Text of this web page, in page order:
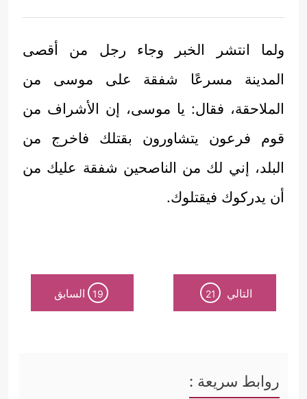
ولما انتشر الخبر وجاء رجل من أقصى
المدينة مسرعًا شفقة على موسى من
الملاحقة، فقال: يا موسى، إن الأشراف من
قوم فرعون يتشاورون بقتلك فاخرج من
البلد، إني لك من الناصحين شفقة عليك من
أن يدركوك فيقتلوك.
التالي 21
19 السابق
روابط سريعة :